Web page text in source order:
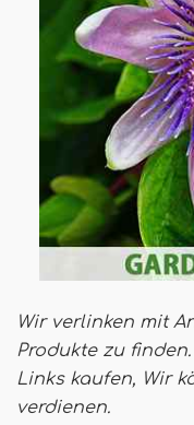
Wir verlinken mit
Produkte zu
Links kaufen, Wir
verdienen.